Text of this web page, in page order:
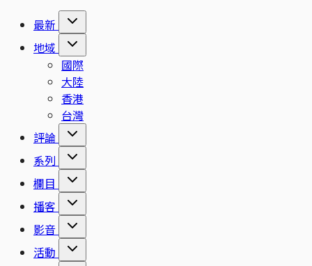
最新
地域
國際
大陸
香港
台灣
評論
系列
欄目
播客
影音
活動